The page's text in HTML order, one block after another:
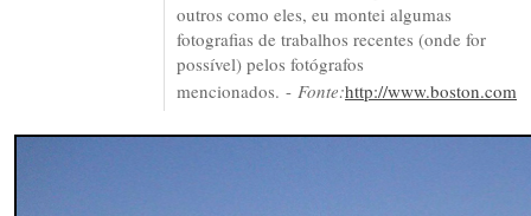
outros como eles, eu montei algumas
fotografias de trabalhos recentes (onde for
possível) pelos fotógrafos
mencionados. - Fonte:http://www.boston.com